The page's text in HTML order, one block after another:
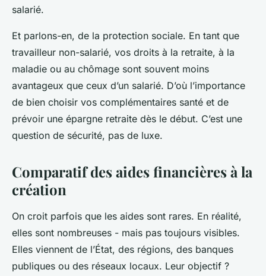
salarié.
Et parlons-en, de la protection sociale. En tant que
travailleur non-salarié, vos droits à la retraite, à la
maladie ou au chômage sont souvent moins
avantageux que ceux d’un salarié. D’où l’importance
de bien choisir vos complémentaires santé et de
prévoir une épargne retraite dès le début. C’est une
question de sécurité, pas de luxe.
Comparatif des aides financières à la
création
On croit parfois que les aides sont rares. En réalité,
elles sont nombreuses - mais pas toujours visibles.
Elles viennent de l’État, des régions, des banques
publiques ou des réseaux locaux. Leur objectif ?